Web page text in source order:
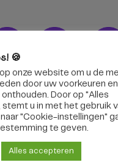
Radio & TV
Kijk tv
Radio
TV-gids
🍪
onze website om u de
door uw voorkeuren en
Door op "Alles
u in met het gebruik
"Cookie-instellingen"
te geven.
Alles accepteren